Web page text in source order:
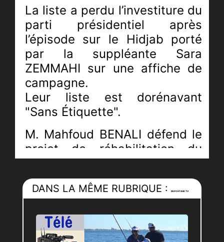
La liste a perdu l’investiture du
parti présidentiel après
l’épisode sur le Hidjab porté
par la suppléante Sara
ZEMMAHI sur une affiche de
campagne.
Leur liste est dorénavant
"Sans Étiquette".
M. Mahfoud BENALI défend le
projet de réhabilitation du
mythique stade de football de
la Mosson, important pour,
entre autres, les quartiers de
Journaliste :Pierric-Joël LOUBAT
DANS LA MÊME RUBRIQUE :REPORTAGE TV